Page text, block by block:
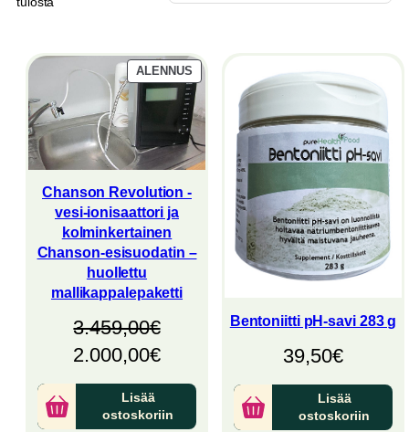
ALENNUSTUOTE
ALENNUKSESSA
Chanson Revolution -
vesi-ionisaattori ja
kolminkertainen
Chanson-esisuodatin –
huollettu
mallikappalepaketti
3.459,00€
Alkuperäinen
hinta
2.000,00€Nykyinen
hinta
on:
Lisää
ostoskoriin
Bentoniitti pH-savi 283 g
39,50€
Lisää
ostoskoriin